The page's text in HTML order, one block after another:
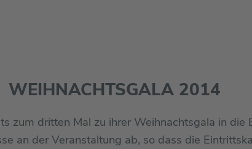
WEIHNACHTSGALA 2014
zum dritten Mal zu ihrer Weihnachtsgala in die
an der Veranstaltung ab, so dass die